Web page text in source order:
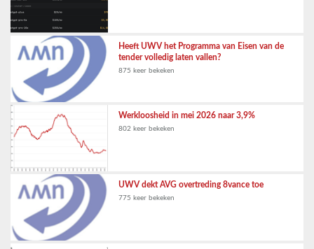
Heeft UWV het Programma van Eisen van de
tender volledig laten vallen?
875 keer bekeken
Werkloosheid in mei 2026 naar 3,9%
802 keer bekeken
UWV dekt AVG overtreding 8vance toe
775 keer bekeken